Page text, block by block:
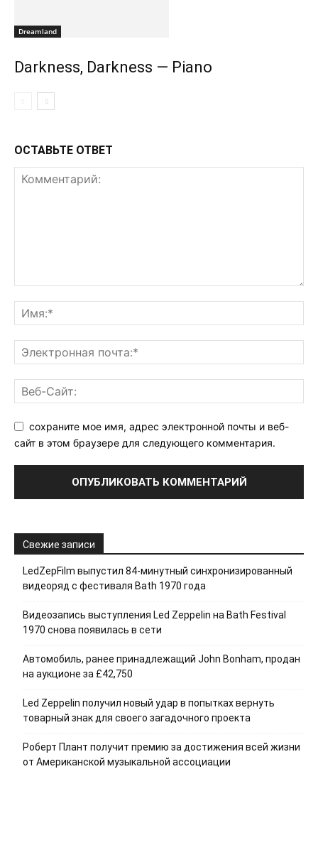
Dreamland
Darkness, Darkness — Piano
ОСТАВЬТЕ ОТВЕТ
сохраните мое имя, адрес электронной почты и веб-
сайт в этом браузере для следующего комментария.
Свежие записи
LedZepFilm выпустил 84-минутный синхронизированный
видеоряд с фестиваля Bath 1970 года
Видеозапись выступления Led Zeppelin на Bath Festival
1970 снова появилась в сети
Автомобиль, ранее принадлежащий John Bonham, продан
на аукционе за £42,750
Led Zeppelin получил новый удар в попытках вернуть
товарный знак для своего загадочного проекта
Роберт Плант получит премию за достижения всей жизни
от Американской музыкальной ассоциации